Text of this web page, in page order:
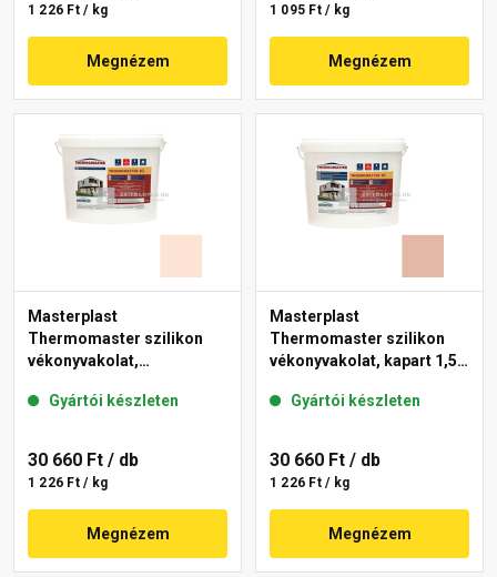
1 226 Ft / kg
Megnézem
1 095 Ft / kg
Megnézem
Masterplast
Thermomaster szilikon
vékonyvakolat,
15-F 25 kg
Gyártói készleten
30 660 Ft / db
1 226 Ft / kg
Megnézem
Masterplast
Thermomaster szilikon
vékonyvakolat, kapart 1,5
Gyártói készleten
30 660 Ft / db
1 226 Ft / kg
Megnézem